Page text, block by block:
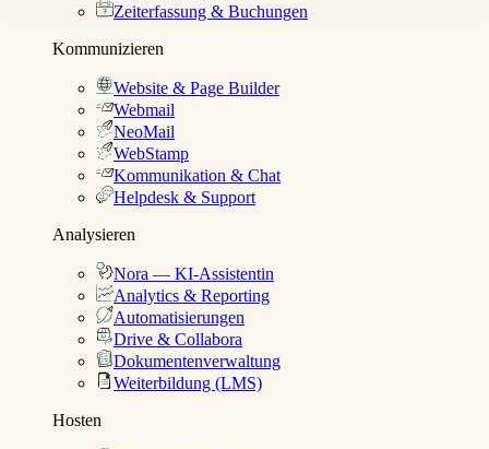
Zeiterfassung & Buchungen
Kommunizieren
Website & Page Builder
Webmail
NeoMail
WebStamp
Kommunikation & Chat
Helpdesk & Support
Analysieren
Nora — KI-Assistentin
Analytics & Reporting
Automatisierungen
Drive & Collabora
Dokumentenverwaltung
Weiterbildung (LMS)
Hosten